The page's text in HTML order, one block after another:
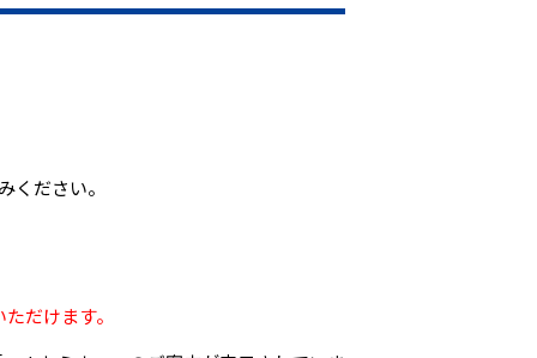
ください。
だけます。